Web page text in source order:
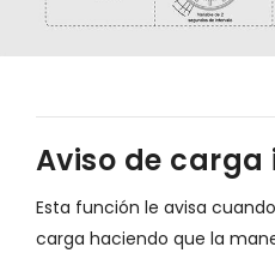
Aviso de
Esta función le avisa
carga haciendo que la